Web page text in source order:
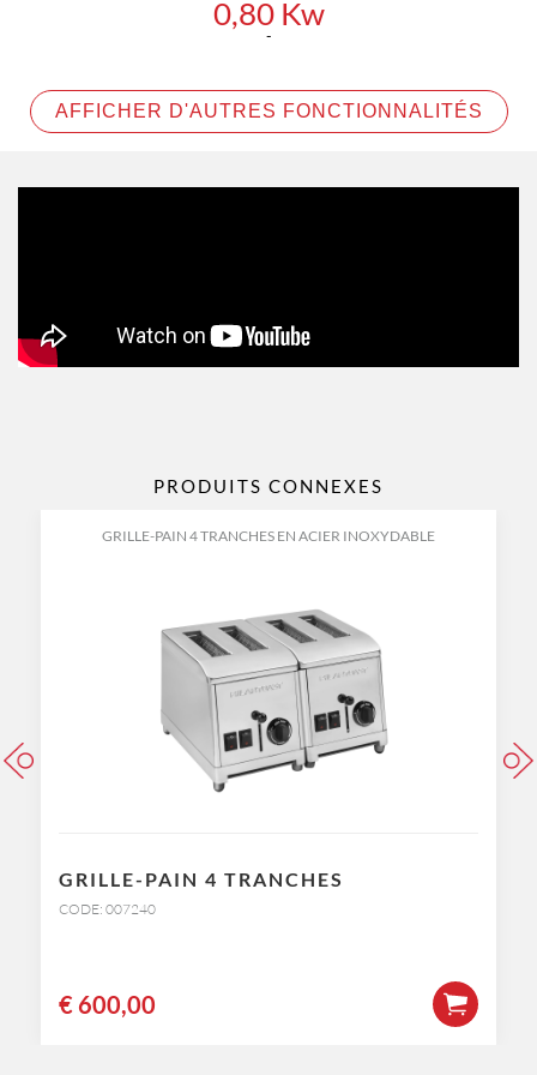
0,80 Kw
AFFICHER D'AUTRES FONCTIONNALITÉS
PRODUITS CONNEXES
GRILLE-PAIN 4 TRANCHES EN ACIER INOXYDABLE
GRILLE-PAIN 4 TRANCHES
CODE: 007240
€ 600,00